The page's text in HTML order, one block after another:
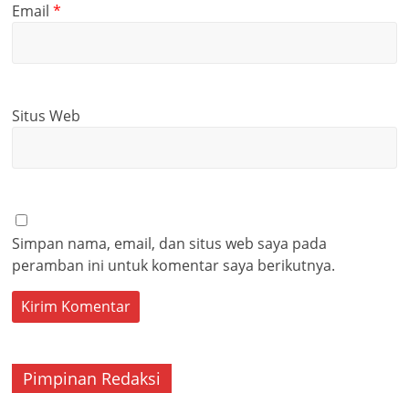
Email*
Situs Web
Simpan nama, email, dan situs web saya pada
peramban ini untuk komentar saya berikutnya.
Pimpinan Redaksi